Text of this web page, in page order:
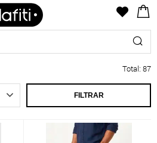
Total: 87
FILTRAR